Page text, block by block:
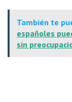
También te
españoles
sin